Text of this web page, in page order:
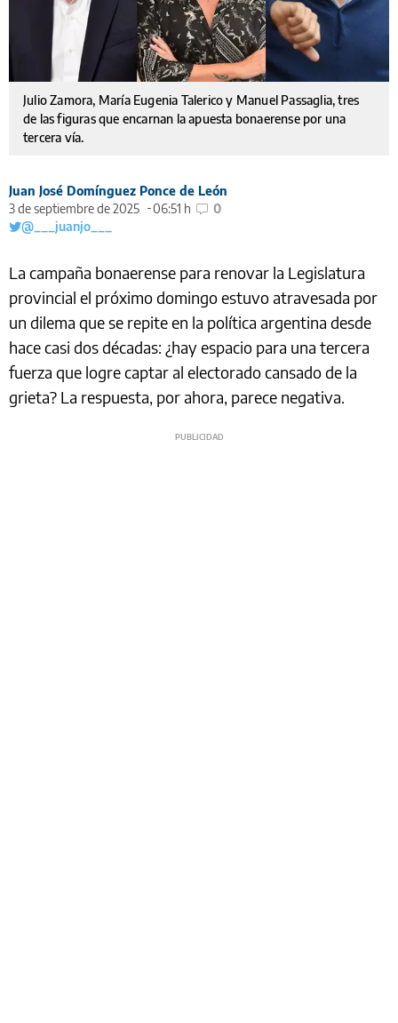
Julio Zamora, María Eugenia Talerico y Manuel Passaglia, tres
de las figuras que encarnan la apuesta bonaerense por una
tercera vía.
Juan José Domínguez Ponce de León
3 de septiembre de 2025
06:51 h
0
@___juanjo___
La campaña bonaerense para renovar la Legislatura
provincial el próximo domingo estuvo atravesada por
un dilema que se repite en la política argentina desde
hace casi dos décadas: ¿hay espacio para una tercera
fuerza que logre captar al electorado cansado de la
grieta? La respuesta, por ahora, parece negativa.